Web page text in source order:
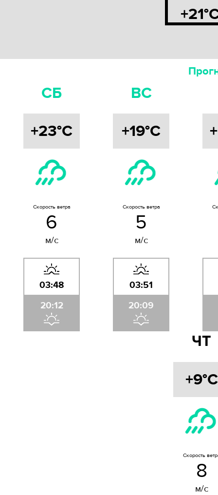
СБ
+23°C
Скорость ветра
6
м/с
03:48
20:12
ВС
+19°C
Скорость ветра
5
м/с
03:51
20:09
ЧТ
+9°C
Скорость
8
м/с